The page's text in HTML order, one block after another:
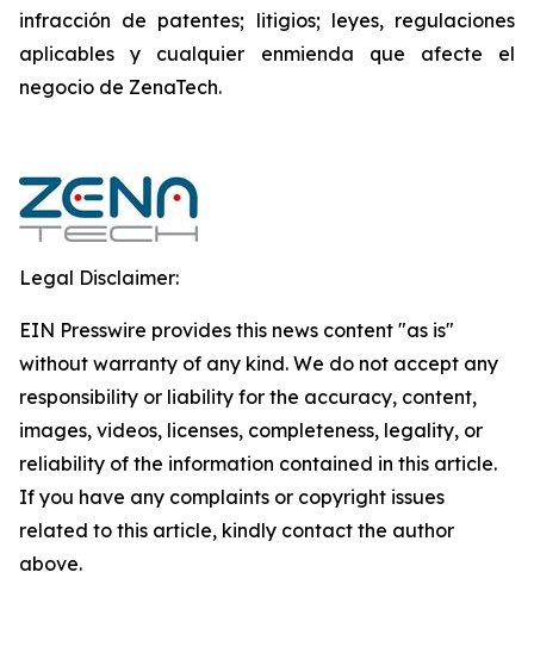
infracción de patentes; litigios; leyes, regulaciones
aplicables y cualquier enmienda que afecte el
negocio de ZenaTech.
Legal Disclaimer:
EIN Presswire provides this news content "as is"
without warranty of any kind. We do not accept any
responsibility or liability for the accuracy, content,
images, videos, licenses, completeness, legality, or
reliability of the information contained in this article.
If you have any complaints or copyright issues
related to this article, kindly contact the author
above.